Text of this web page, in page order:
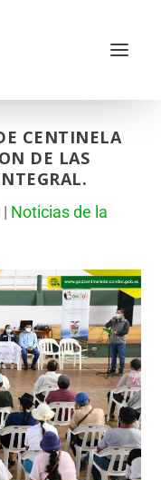
CENTINELA
DE LAS
| Noticias de la